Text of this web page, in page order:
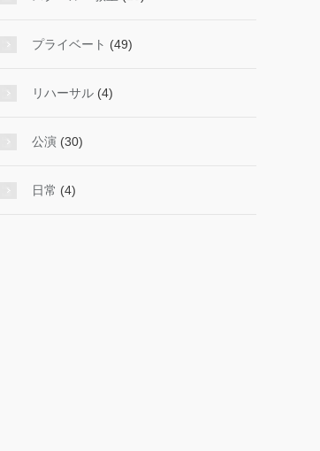
プライベート (49)
リハーサル (4)
公演 (30)
日常 (4)